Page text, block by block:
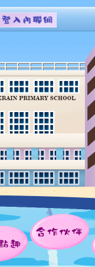
趣
合作伙伴